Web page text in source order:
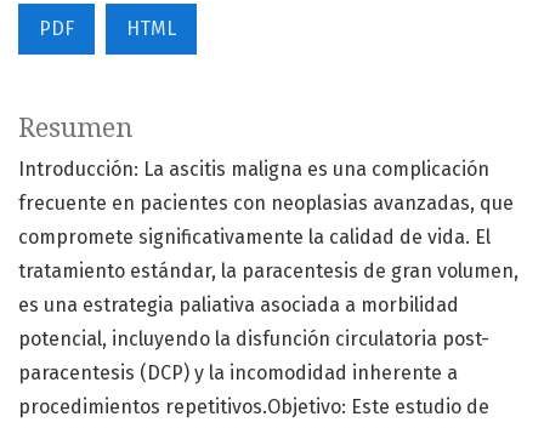
PDF HTML
Resumen
Introducción: La ascitis maligna es una complicación
frecuente en pacientes con neoplasias avanzadas, que
compromete significativamente la calidad de vida. El
tratamiento estándar, la paracentesis de gran volumen,
es una estrategia paliativa asociada a morbilidad
potencial, incluyendo la disfunción circulatoria post-
paracentesis (DCP) y la incomodidad inherente a
procedimientos repetitivos.Objetivo: Este estudio de